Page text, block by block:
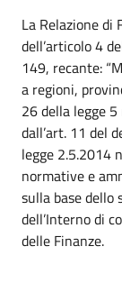
La Relazione di
dell’articolo 4
149, recante:
a regioni,
26 della legge
dall’art. 11 del
legge 2.5.2014
normative e
sulla base dello
dell’Interno di
delle Finanze.